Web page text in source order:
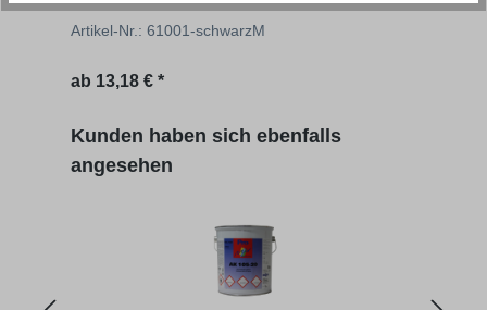
Artikel-Nr.: 61001-schwarzM
ab 13,18 € *
Produktgalerie überspringen
Kunden haben sich ebenfalls
angesehen